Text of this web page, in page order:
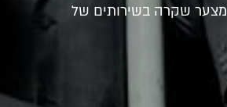
שקרה בשירותים של